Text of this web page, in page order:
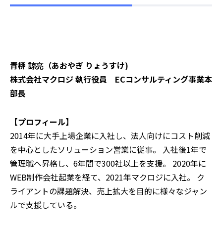
青桺 諒亮（あおやぎ りょうすけ)
株式会社マクロジ 執行役員 ECコンサルティング事業本
部長
【プロフィール】
2014年に大手上場企業に入社し、法人向けにコスト削減
を中心としたソリューション営業に従事。 入社後1年で
管理職へ昇格し、6年間で300社以上を支援。 2020年に
WEB制作会社起業を経て、2021年マクロジに入社。 ク
ライアントの課題解決、売上拡大を目的に様々なジャン
ルで支援している。